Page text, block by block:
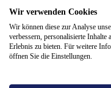
KontaktImpressum
Cookie Einstellungen
© 2026 v.
Wir verwenden Cookies
Wir können diese zur Analyse
verbessern, personalisierte Inhalte
Erlebnis zu bieten. Für weitere
öffnen Sie die Einstellungen.